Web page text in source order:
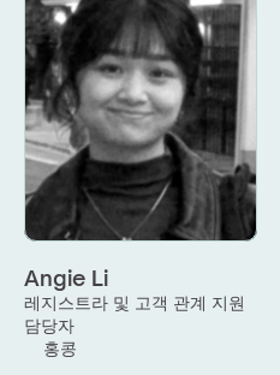
Angie Li
레지스트라 및 고객 관계 지원
담당자
홍콩